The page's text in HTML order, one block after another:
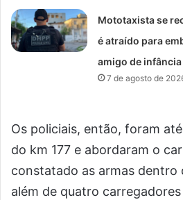
Mototaxista se
é atraído para
amigo de infância
7 de agosto de
Os policiais, então, foram
do km 177 e abordaram o
constatado as armas dentro
além de quatro